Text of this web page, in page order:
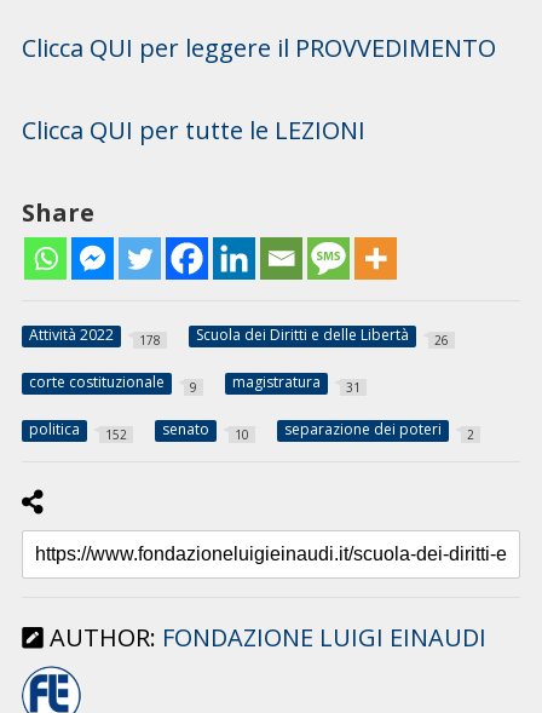
Clicca QUI per leggere il PROVVEDIMENTO
Clicca QUI per tutte le LEZIONI
Share
Attività 2022 178 Scuola dei Diritti e delle Libertà 26
corte costituzionale 9 magistratura 31
politica 152 senato 10 separazione dei poteri 2
AUTHOR: FONDAZIONE LUIGI EINAUDI